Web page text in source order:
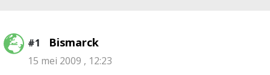
#1 Bismarck
15 mei 2009 , 12:23